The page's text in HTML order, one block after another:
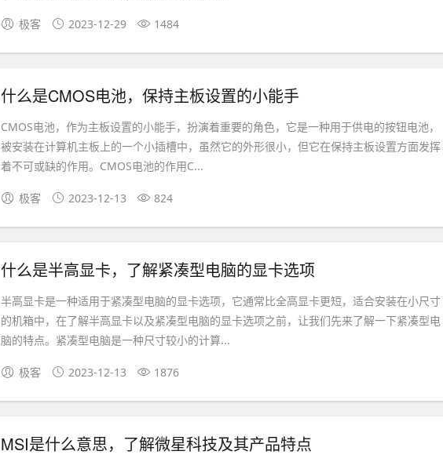
极客 2023-12-29 1484
什么是CMOS电池，保持主板设置的小能手
CMOS电池，作为主板设置的小能手，扮演着重要的角色，它是一种用于供电的按钮电池，
被安装在计算机主板上的一个小插槽中，虽然它的外形很小，但它在保持主板设置方面发挥
着不可或缺的作用。CMOS电池的作用C...
极客 2023-12-13 824
什么是半高显卡，了解紧凑型电脑的显卡选项
半高显卡是一种适用于紧凑型电脑的显卡选项，它通常比全高显卡更短，适合安装在小尺寸
的机箱中，在了解半高显卡以及紧凑型电脑的显卡选项之前，让我们先来了解一下紧凑型电
脑的特点。紧凑型电脑是一种尺寸较小的计算...
极客 2023-12-13 1876
MSI是什么意思，了解微星科技及其产品特点